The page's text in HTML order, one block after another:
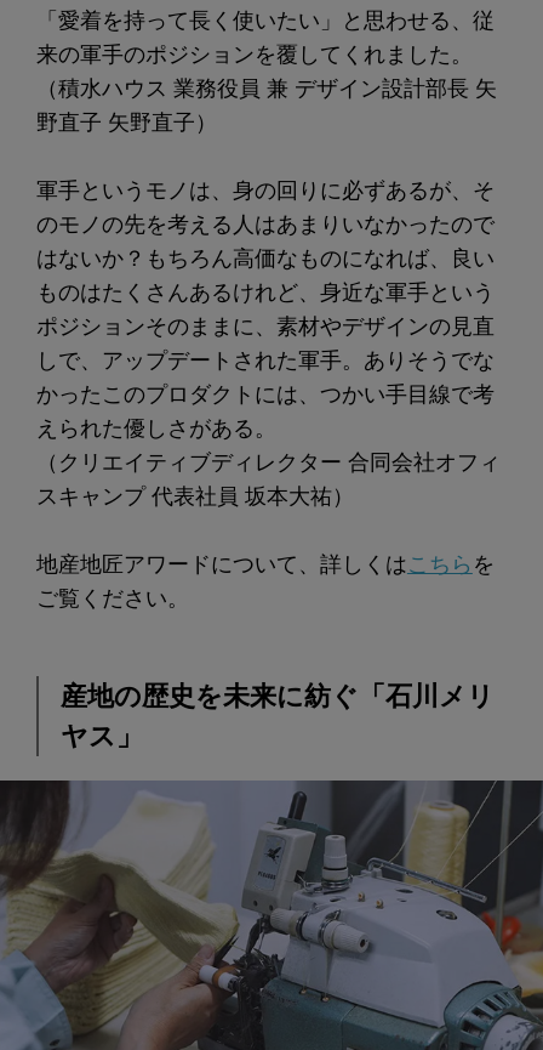
「愛着を持って長く使いたい」と思わせる、従
来の軍手のポジションを覆してくれました。
（積水ハウス 業務役員 兼 デザイン設計部長 矢
野直子 矢野直子）
軍手というモノは、身の回りに必ずあるが、そ
のモノの先を考える人はあまりいなかったので
はないか？もちろん高価なものになれば、良い
ものはたくさんあるけれど、身近な軍手という
ポジションそのままに、素材やデザインの見直
しで、アップデートされた軍手。ありそうでな
かったこのプロダクトには、つかい手目線で考
えられた優しさがある。
（クリエイティブディレクター 合同会社オフィ
スキャンプ 代表社員 坂本大祐）
地産地匠アワードについて、詳しくは こちら を
ご覧ください。
産地の歴史を未来に紡ぐ「石川メリ
ヤス」